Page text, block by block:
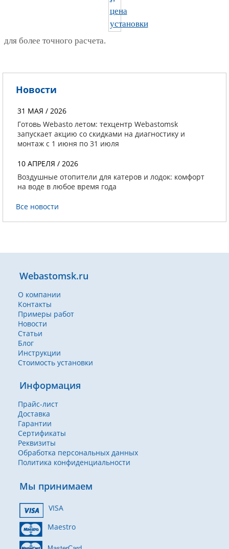
для более точного расчета.
Новости
31 МАЯ / 2026
Готовь Webasto летом: техцентр Webastomsk
запускает акцию со скидками на диагностику и
монтаж с 1 июня по 31 июля
10 АПРЕЛЯ / 2026
Воздушные отопители для катеров и лодок: комфорт
на воде в любое время года
Все новости
Webastomsk.ru
О компании
Контакты
Примеры работ
Новости
Статьи
Блог
Инструкции
Стоимость установки
Информация
Прайс-лист
Доставка
Гарантии
Сертификаты
Реквизиты
Обработка персональных данных
Политика конфиденциальности
Мы принимаем
VISA
Maestro